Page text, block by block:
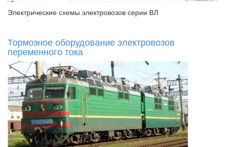
Электрические схемы электровозов серии ВЛ
Тормозное оборудование электровозов
переменного тока